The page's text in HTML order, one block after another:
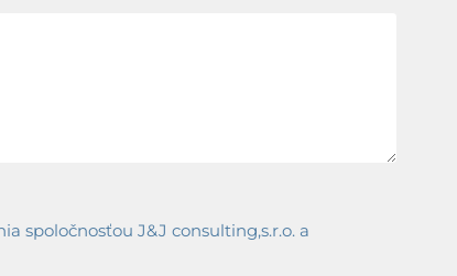
spoločnosťou J&J consulting,s.r.o. a